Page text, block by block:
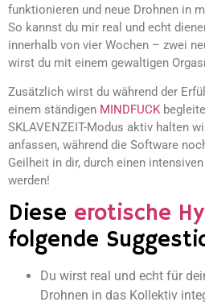
funktionieren und neue Drohnen in
So kannst du mir real und echt
innerhalb von vier Wochen – zwei
wirst du mit einem gewaltigen
Zusätzlich wirst du während der
einem ständigen MINDFUCK
SKLAVENZEIT-Modus aktiv halten
anfassen, während die Software
Geilheit in dir, durch einen
werden!
Diese erotische
folgende
Du wirst real und echt für
Drohnen in das Kollektiv